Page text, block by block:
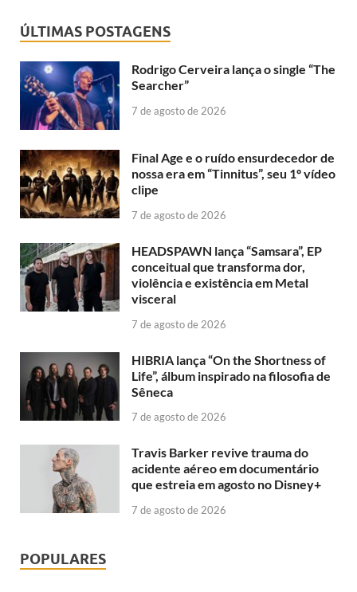
ÚLTIMAS POSTAGENS
Rodrigo Cerveira lança o single “The
Searcher”
7 de agosto de 2026
Final Age e o ruído ensurdecedor de
nossa era em “Tinnitus”, seu 1º vídeo
clipe
7 de agosto de 2026
HEADSPAWN lança “Samsara”, EP
conceitual que transforma dor,
violência e existência em Metal
visceral
7 de agosto de 2026
HIBRIA lança “On the Shortness of
Life”, álbum inspirado na filosofia de
Sêneca
7 de agosto de 2026
Travis Barker revive trauma do
acidente aéreo em documentário
que estreia em agosto no Disney+
7 de agosto de 2026
POPULARES